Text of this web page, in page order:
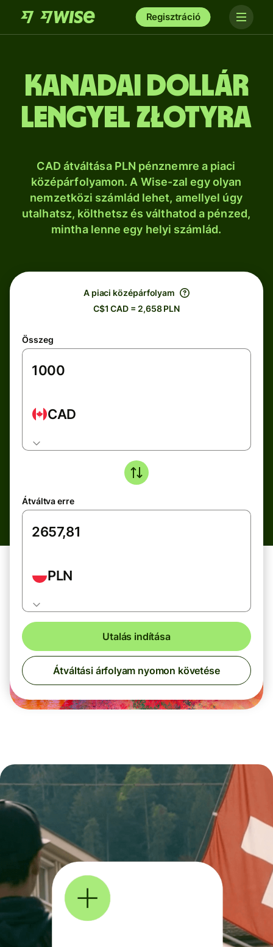
Regisztráció
kanadai dollár
lengyel złotyra
CAD átváltása PLN pénznemre a piaci
középárfolyamon. A Wise-zal egy olyan
nemzetközi számlád lehet, amellyel úgy
utalhatsz, költhetsz és válthatod a pénzed,
mintha lenne egy helyi számlád.
A piaci középárfolyam
C$1 CAD = 2,658 PLN
Összeg
CAD
Átváltva erre
PLN
Utalás indítása
Átváltási árfolyam nyomon követése